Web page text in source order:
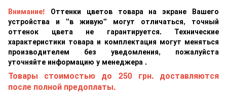
Внимание!
Оттенки цветов товара на экране Вашего
устройства и "в живую" могут отличаться, точный
оттенок цвета не гарантируется. Технические
характеристики товара и комплектация могут меняться
производителем без уведомления, пожалуйста
уточняйте информацию у менеджера .
Товары стоимостью до 250 грн. доставляются
после полной предоплаты.